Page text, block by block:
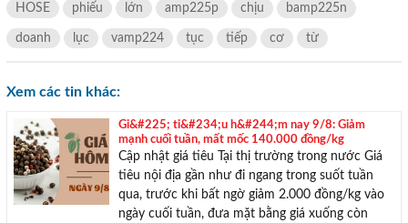
HOSE phiếu lớn amp225p chịu bamp225n
doanh lục vamp224 tục tiếp cơ từ
Xem các tin khác:
Gi&#225; ti&#234;u h&#244;m nay 9/8: Giảm
mạnh cuối tuần, mất mốc 140.000 đồng/kg
Cập nhật giá tiêu Tại thị trường trong nước Giá
tiêu nội địa gần như đi ngang trong suốt tuần
qua, trước khi bất ngờ giảm 2.000 đồng/kg vào
ngày cuối tuần, đưa mặt bằng giá xuống còn